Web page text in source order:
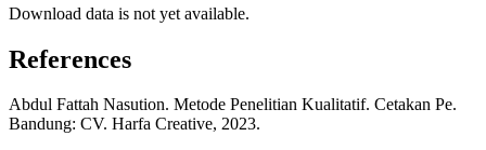
Download data is not yet available.
References
Abdul Fattah Nasution. Metode Penelitian Kualitatif. Cetakan Pe.
Bandung: CV. Harfa Creative, 2023.